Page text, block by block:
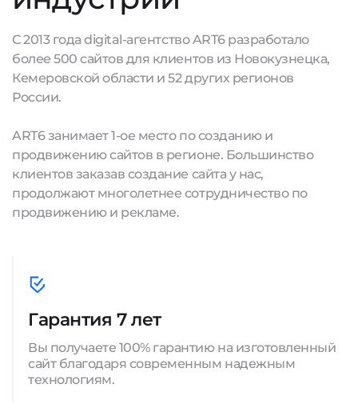
С 2013 года digital-агентство ART6 разработало
более 500 сайтов для клиентов из Новокузнецка,
Кемеровской области и 52 других регионов
России.
ART6 занимает 1-ое место по созданию и
продвижению сайтов в регионе. Большинство
клиентов заказав создание сайта у нас,
продолжают многолетнее сотрудничество по
продвижению и рекламе.
Гарантия 7 лет
Вы получаете 100% гарантию на изготовленный
сайт благодаря современным надежным
технологиям.